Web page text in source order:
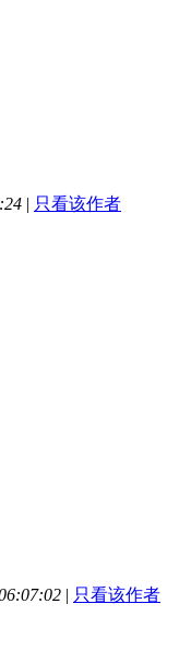
| 只看该作者
| 只看该作者